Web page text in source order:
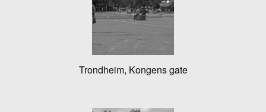
Trondheim, Kongens gate